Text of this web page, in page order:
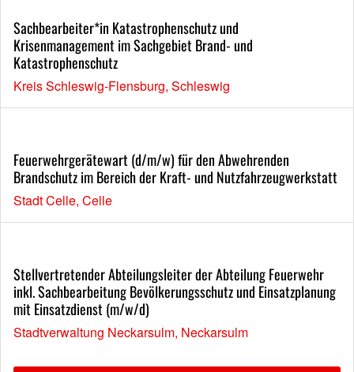
Sachbearbeiter*in Katastrophenschutz und
Krisenmanagement im Sachgebiet Brand- und
Katastrophenschutz
Kreis Schleswig-Flensburg, Schleswig
Feuerwehrgerätewart (d/m/w) für den Abwehrenden
Brandschutz im Bereich der Kraft- und Nutzfahrzeugwerkstatt
Stadt Celle, Celle
Stellvertretender Abteilungsleiter der Abteilung Feuerwehr
inkl. Sachbearbeitung Bevölkerungsschutz und Einsatzplanung
mit Einsatzdienst (m/w/d)
Stadtverwaltung Neckarsulm, Neckarsulm